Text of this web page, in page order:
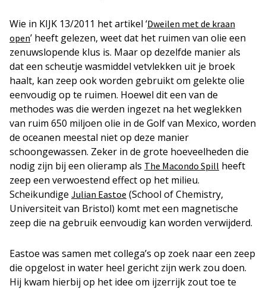
Wie in KIJK 13/2011 het artikel ‘Dweilen met de kraan
open’ heeft gelezen, weet dat het ruimen van olie een
zenuwslopende klus is. Maar op dezelfde manier als
dat een scheutje wasmiddel vetvlekken uit je broek
haalt, kan zeep ook worden gebruikt om gelekte olie
eenvoudig op te ruimen. Hoewel dit een van de
methodes was die werden ingezet na het weglekken
van ruim 650 miljoen olie in de Golf van Mexico, worden
de oceanen meestal niet op deze manier
schoongewassen. Zeker in de grote hoeveelheden die
nodig zijn bij een olieramp als The Macondo Spill heeft
zeep een verwoestend effect op het milieu.
Scheikundige Julian Eastoe (School of Chemistry,
Universiteit van Bristol) komt met een magnetische
zeep die na gebruik eenvoudig kan worden verwijderd.
Eastoe was samen met collega’s op zoek naar een zeep
die opgelost in water heel gericht zijn werk zou doen.
Hij kwam hierbij op het idee om ijzerrijk zout toe te